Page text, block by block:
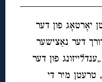
יאָרטאָג פון דער
דער נאַצישער
פון דער
טרעטן מיר די